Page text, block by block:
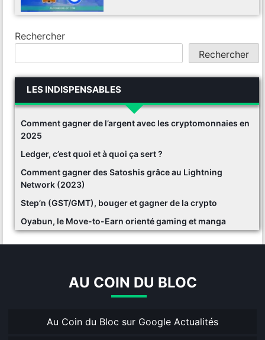
Rechercher
Rechercher
LES INDISPENSABLES
Comment gagner de l’argent avec les cryptomonnaies en
2025
Ledger, c’est quoi et à quoi ça sert ?
Comment gagner des Satoshis grâce au Lightning
Network (2023)
Step’n (GST/GMT), bouger et gagner de la crypto
Oyabun, le Move-to-Earn orienté gaming et manga
AU COIN DU BLOC
Au Coin du Bloc sur Google Actualités